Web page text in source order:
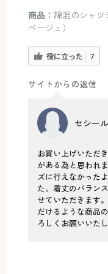
商品： 綿混のシャツ
ベージュ）
役に立った 7
サイトからの返信
セシー
お買い上げいただ
がある為と思われ
ズに行えなかった
た。着丈のバラン
せていただきます
だけるような商品
ろしくお願いいたし